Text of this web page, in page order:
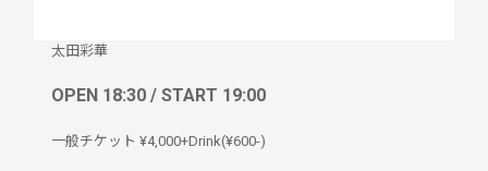
太田彩華
OPEN 18:30 / START 19:00
一般チケット ¥4,000+Drink(¥600-)